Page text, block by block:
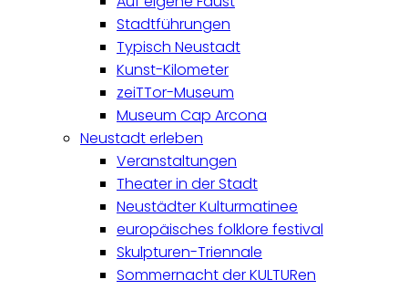
Stadtführungen
Typisch Neustadt
Kunst-Kilometer
zeiTTor-Museum
Museum Cap Arcona
Neustadt erleben
Veranstaltungen
Theater in der Stadt
Neustädter Kulturmatinee
europäisches folklore festival
Skulpturen-Triennale
Sommernacht der KULTURen